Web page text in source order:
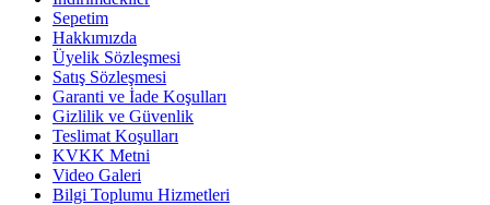
Sepetim
Hakkımızda
Üyelik Sözleşmesi
Satış Sözleşmesi
Garanti ve İade Koşulları
Gizlilik ve Güvenlik
Teslimat Koşulları
KVKK Metni
Video Galeri
Bilgi Toplumu Hizmetleri